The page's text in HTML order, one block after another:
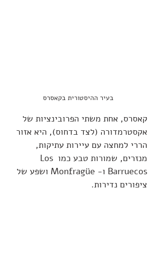
בעיר ההיסטורית בקאסרס
קאסרס, אחת משתי הפרובינציות של
אקסטרמדורה (לצד בדחוס), היא אזור
הררי למחצה עם עיירות עתיקות,
מנזרים, שמורות טבע כמו Los
Barruecos ו- Monfragüe ושפע של
ציפורים נדירות.